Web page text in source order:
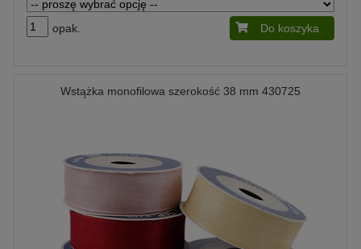
opak. Do koszyka
Wstążka monofilowa szerokość 38 mm 430725